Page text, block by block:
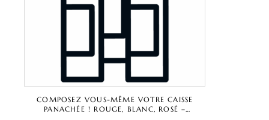
COMPOSEZ VOUS-MÊME VOTRE CAISSE
PANACHÉE ! ROUGE, BLANC, ROSÉ –